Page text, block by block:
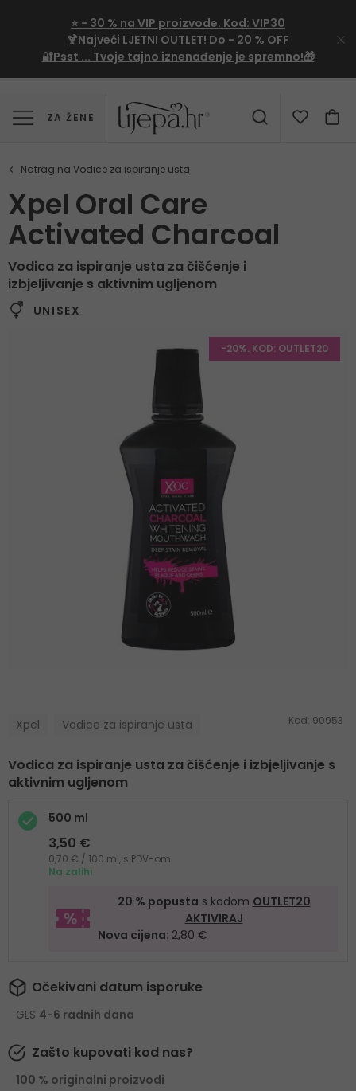
⭐ - 30 % na VIP proizvode. Kod: VIP30
🍹Najveći LJETNI OUTLET! Do - 20 % OFF
🔐Psst ... Tvoje tajno iznenađenje je spremno!🎁
ZA ŽENE
Xpel Oral Care
Activated Charcoal
Vodica za ispiranje usta za čišćenje i
izbjeljivanje s aktivnim ugljenom
UNISEX
-20%. KOD: OUTLET20
Xpel Vodice za ispiranje usta Kod: 90953
Vodica za ispiranje usta za čišćenje i izbjeljivanje s
aktivnim ugljenom
500 ml
3,50 €
0,70 € / 100 ml, s PDV-om
Na zalihi
20 % popusta s kodom OUTLET20
AKTIVIRAJ
Nova cijena: 2,80 €
Očekivani datum isporuke
GLS 4-6 radnih dana
Zašto kupovati kod nas?
100 % originalni proizvodi